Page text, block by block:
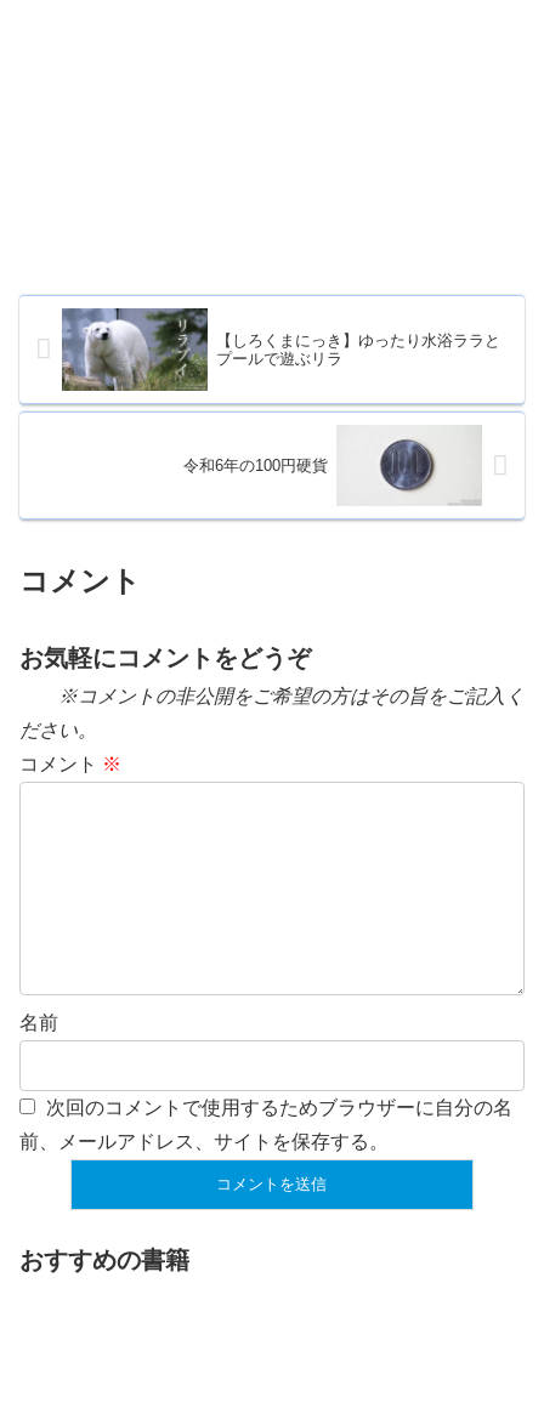
【しろくまにっき】ゆったり水浴ララと
プールで遊ぶリラ
令和6年の100円硬貨
コメント
お気軽にコメントをどうぞ
※コメントの非公開をご希望の方はその旨をご記入く
ださい。
コメント ※
名前
次回のコメントで使用するためブラウザーに自分の名
前、メールアドレス、サイトを保存する。
おすすめの書籍